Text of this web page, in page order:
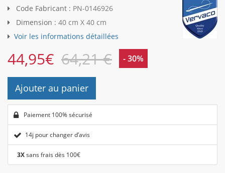
Code Fabricant : PN-0146926
Dimension : 40 cm X 40 cm
Voir les informations détaillées
44,95€ 64,21 € - 30%
Ajouter au panier
Paiement 100% sécurisé
14j pour changer d’avis
3Xsans frais dès 100€